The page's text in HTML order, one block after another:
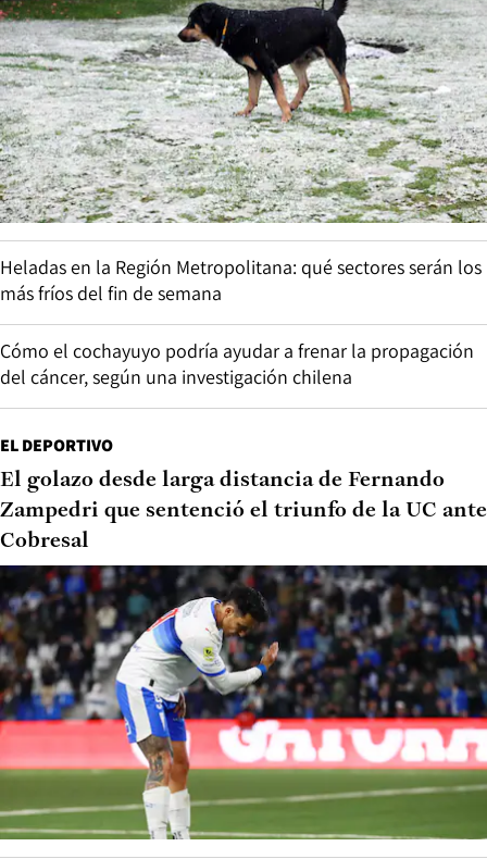
Heladas en la Región Metropolitana: qué sectores serán los
más fríos del fin de semana
Cómo el cochayuyo podría ayudar a frenar la propagación
del cáncer, según una investigación chilena
EL DEPORTIVO
El golazo desde larga distancia de Fernando
Zampedri que sentenció el triunfo de la UC ante
Cobresal